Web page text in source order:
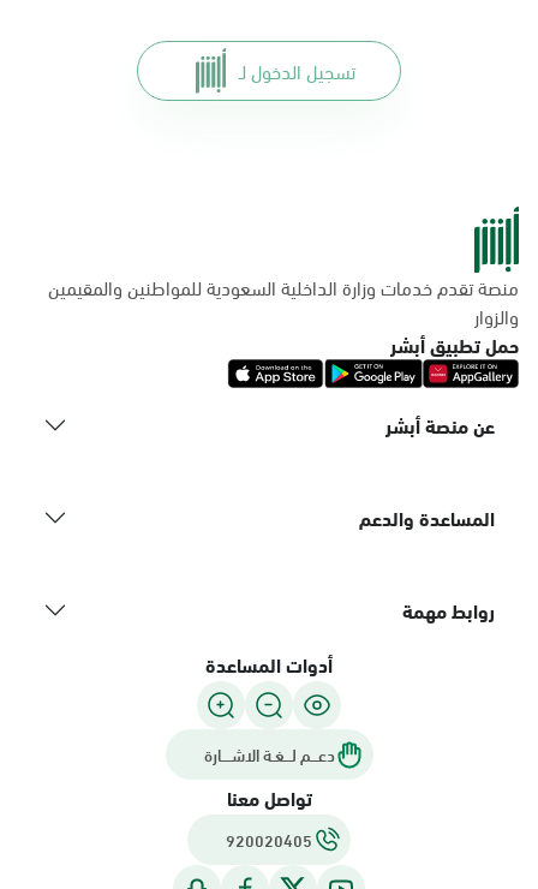
تسجيل الدخول لـ
منصة تقدم خدمات وزارة الداخلية السعودية للمواطنين والمقيمين
والزوار
حمل تطبيق أبشر
عن منصة أبشر
المساعدة والدعم
روابط مهمة
أدوات المساعدة
دعـــم لـــغـة الاشــــارة
تواصل معنا
920020405